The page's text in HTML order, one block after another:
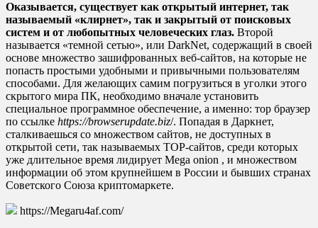
Оказывается, существует как открытый интернет, так
называемый «клирнет», так и закрытый от поисковых
систем и от любопытных человеческих глаз. Второй
называется «темной сетью», или DarkNet, содержащий в своей
основе множество зашифрованных веб-сайтов, на которые не
попасть простыми удобными и привычными пользователям
способами. Для желающих самим погрузиться в уголки этого
скрытого мира ПК, необходимо вначале установить
специальное программное обеспечение, а именно: тор браузер
по ссылке https://browserupdate.biz/. Попадая в Даркнет,
сталкиваешься со множеством сайтов, не доступных в
открытой сети, так называемых ТОР-сайтов, среди которых
уже длительное время лидирует Mega onion , и множеством
информации об этом крупнейшем в России и бывших странах
Советского Союза криптомаркете.
https://Megaru4af.com/